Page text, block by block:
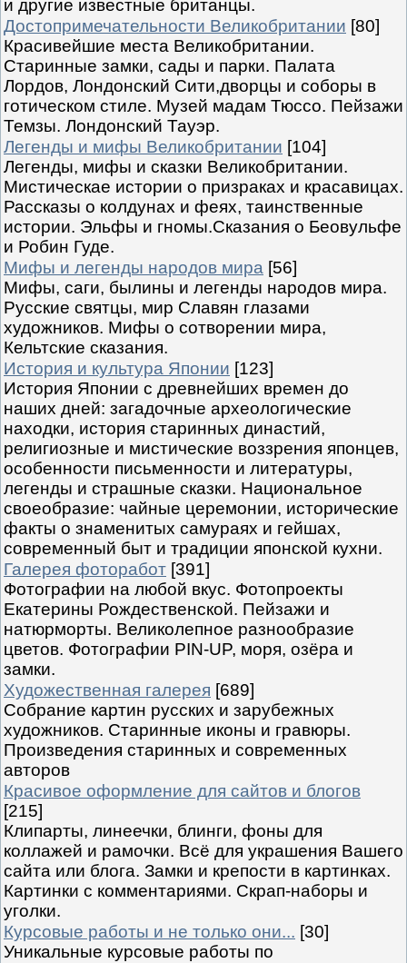
и другие известные британцы.
Достопримечательности Великобритании [80]
Красивейшие места Великобритании.
Старинные замки, сады и парки. Палата
Лордов, Лондонский Сити,дворцы и соборы в
готическом стиле. Музей мадам Тюссо. Пейзажи
Темзы. Лондонский Тауэр.
Легенды и мифы Великобритании [104]
Легенды, мифы и сказки Великобритании.
Мистическае истории о призраках и красавицах.
Рассказы о колдунах и феях, таинственные
истории. Эльфы и гномы.Сказания о Беовульфе
и Робин Гуде.
Мифы и легенды народов мира [56]
Мифы, саги, былины и легенды народов мира.
Русские святцы, мир Славян глазами
художников. Мифы о сотворении мира,
Кельтские сказания.
История и культура Японии [123]
История Японии с древнейших времен до
наших дней: загадочные археологические
находки, история старинных династий,
религиозные и мистические воззрения японцев,
особенности письменности и литературы,
легенды и страшные сказки. Национальное
своеобразие: чайные церемонии, исторические
факты о знаменитых самураях и гейшах,
современный быт и традиции японской кухни.
Галерея фоторабот [391]
Фотографии на любой вкус. Фотопроекты
Екатерины Рождественской. Пейзажи и
натюрморты. Великолепное разнообразие
цветов. Фотографии PIN-UP, моря, озёра и
замки.
Художественная галерея [689]
Собрание картин русских и зарубежных
художников. Старинные иконы и гравюры.
Произведения старинных и современных
авторов
Красивое оформление для сайтов и блогов
[215]
Клипарты, линеечки, блинги, фоны для
коллажей и рамочки. Всё для украшения Вашего
сайта или блога. Замки и крепости в картинках.
Картинки с комментариями. Скрап-наборы и
уголки.
Курсовые работы и не только они... [30]
Уникальные курсовые работы по